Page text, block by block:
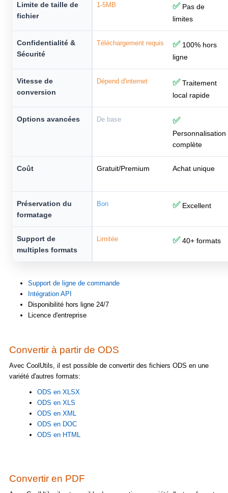
Limite de taille de
fichier
1-5MB ✅Pas de
limites
Confidentialité &
Sécurité
Téléchargement requis ✅100% hors
ligne
Vitesse de
conversion
Dépend d'internet ✅Traitement
local rapide
Options avancées De base ✅
Personnalisation
complète
Coût Gratuit/Premium Achat unique
Préservation du
formatage
Bon ✅Excellent
Support de
multiples formats
Limitée ✅40+ formats
Support de ligne de commande
Intégration API
Disponibilité hors ligne 24/7
Licence d'entreprise
Convertir à partir de ODS
Avec CoolUtils, il est possible de convertir des fichiers ODS en une
variété d'autres formats:
ODS en XLSX
ODS en XLS
ODS en XML
ODS en DOC
ODS en HTML
Convertir en PDF